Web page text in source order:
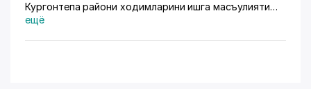
Кургонтепа райони ходимларини ишга масъулияти
борми телефон киласан лаббай кейин учик нимага
ещё